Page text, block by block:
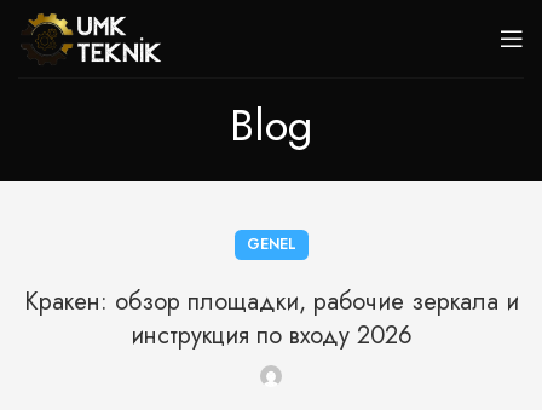
Blog
GENEL
Кракен: обзор площадки, рабочие зеркала и
инструкция по входу 2026